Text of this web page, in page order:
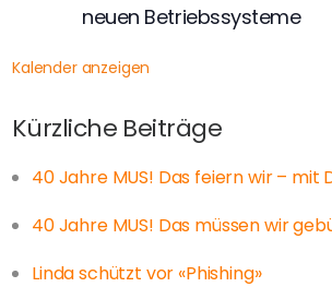
neuen Betriebssysteme
Kalender anzeigen
Kürzliche Beiträge
40 Jahre MUS! Das feiern wir – mit
40 Jahre MUS! Das müssen wir
Linda schützt vor «Phishing»